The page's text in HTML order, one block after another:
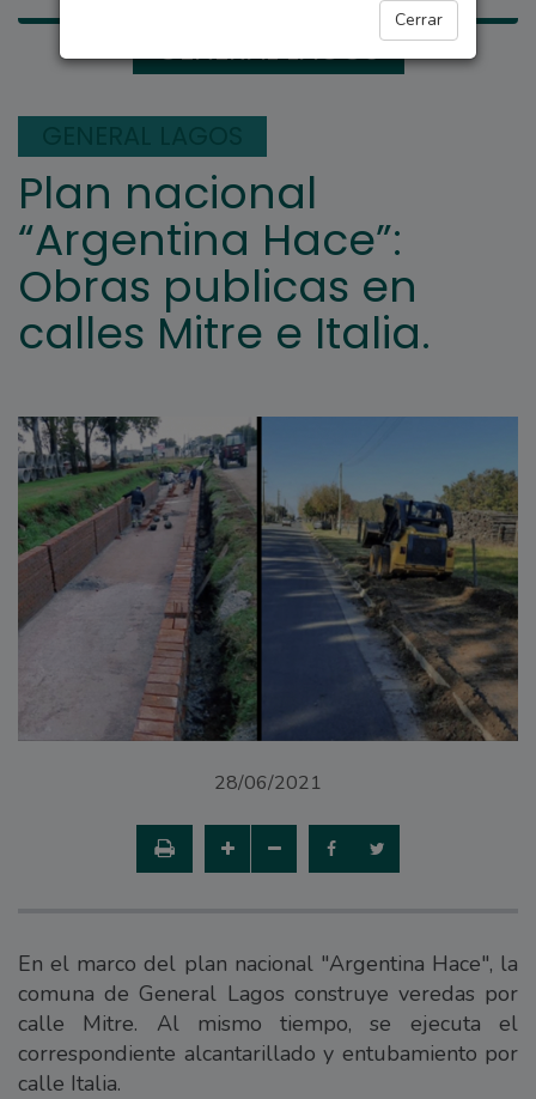
Cerrar
GENERAL LAGOS
Plan nacional
“Argentina Hace”:
Obras publicas en
calles Mitre e Italia.
28/06/2021
En el marco del plan nacional "Argentina Hace", la
comuna de General Lagos construye veredas por
calle Mitre. Al mismo tiempo, se ejecuta el
correspondiente alcantarillado y entubamiento por
calle Italia.